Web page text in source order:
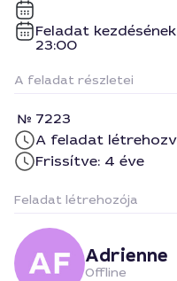
Feladat
23:00
A feladat részletei
7223
A feladat
Frissítve: 4 éve
Feladat létrehozója
Adrienne
Offline